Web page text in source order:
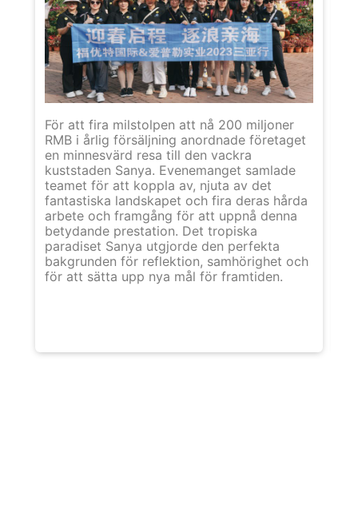
För att fira milstolpen att nå 200 miljoner
RMB i årlig försäljning anordnade företaget
en minnesvärd resa till den vackra
kuststaden Sanya. Evenemanget samlade
teamet för att koppla av, njuta av det
fantastiska landskapet och fira deras hårda
arbete och framgång för att uppnå denna
betydande prestation. Det tropiska
paradiset Sanya utgjorde den perfekta
bakgrunden för reflektion, samhörighet och
för att sätta upp nya mål för framtiden.